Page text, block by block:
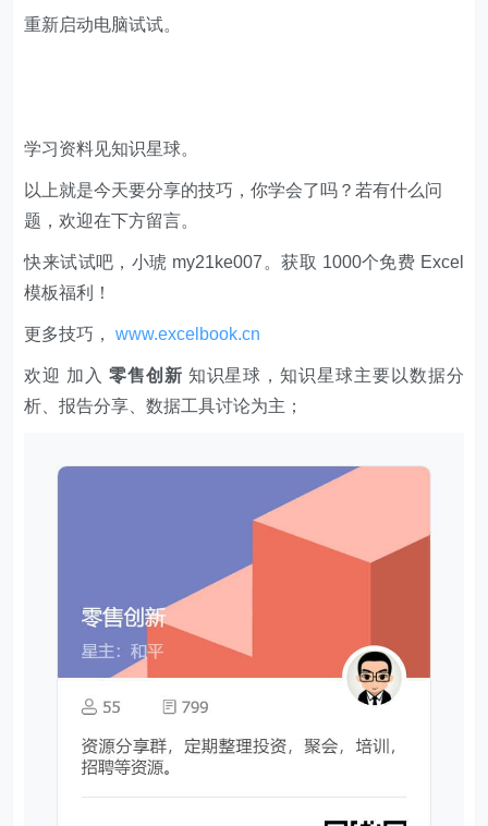
重新启动电脑试试。
学习资料见知识星球。
以上就是今天要分享的技巧，你学会了吗？若有什么问
题，欢迎在下方留言。
快来试试吧，小琥 my21ke007。获取 1000个免费 Excel
模板福利​​​​！
更多技巧，www.excelbook.cn
欢迎 加入 零售创新 知识星球，知识星球主要以数据分
析、报告分享、数据工具讨论为主；